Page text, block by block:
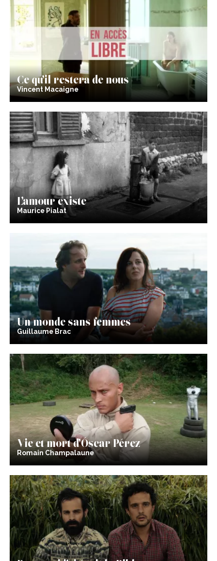
Ce qu’il restera de nous
Vincent Macaigne
L’amour existe
Maurice Pialat
Un monde sans femmes
Guillaume Brac
Vie et mort d’Óscar Pérez
Romain Champalaune